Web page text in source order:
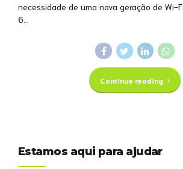
necessidade de uma nova geração de Wi-
6...
Continue reading
Estamos aqui para ajudar